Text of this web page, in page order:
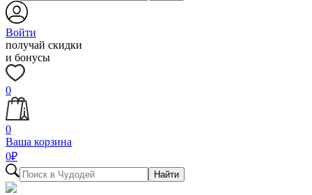
Войти
получай скидки
и бонусы
0
0
Ваша корзина
0₽
Найти